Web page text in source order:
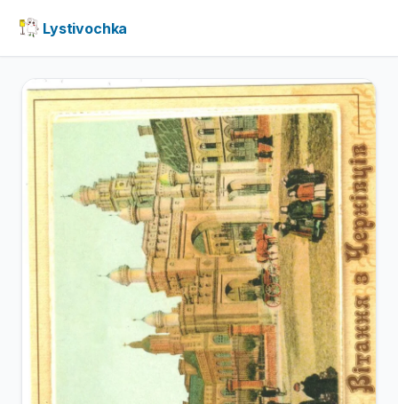
Lystivochka